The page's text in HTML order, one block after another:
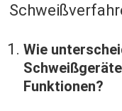
Wie
Funktionen?